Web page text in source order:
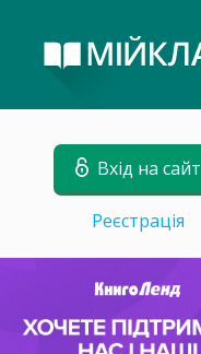
Вхід на сайт
Реєстрація